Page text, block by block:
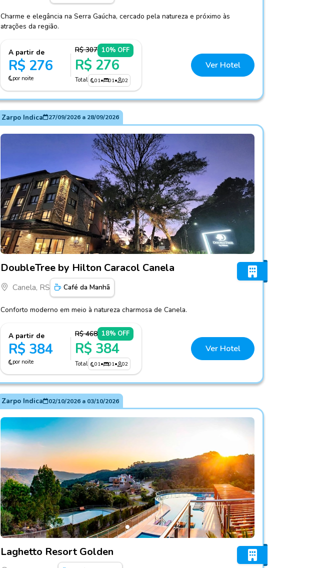
Charme e elegância na Serra Gaúcha, cercado pela natureza e próximo às
atrações da região.
A partir de
R$ 276
por noite
R$ 307 10% OFF
R$ 276
Total 01• 01• 02
Ver Hotel
Zarpo Indica 27/09/2026a 28/09/2026
DoubleTree by Hilton Caracol Canela
Canela, RS Café da Manhã
Conforto moderno em meio à natureza charmosa de Canela.
A partir de
R$ 384
por noite
R$ 468 18% OFF
R$ 384
Total 01• 01• 02
Ver Hotel
Zarpo Indica 02/10/2026a 03/10/2026
Laghetto Resort Golden